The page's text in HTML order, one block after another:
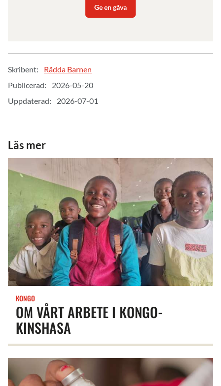
Ge en gåva
Skribent:
Rädda Barnen
Publicerad:
2026-05-20
Uppdaterad:
2026-07-01
Läs mer
OM VÅRT ARBETE I KONGO-
KINSHASA
KONGO